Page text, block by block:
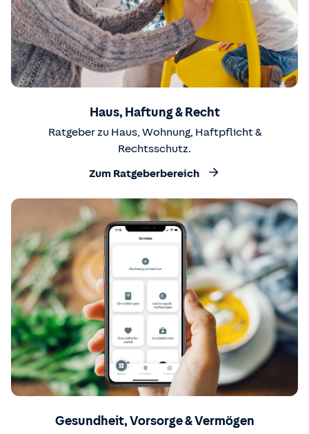
Haus, Haftung & Recht
Ratgeber zu Haus, Wohnung, Haftpflicht &
Rechtsschutz.
Zum Ratgeberbereich
Gesundheit, Vorsorge & Vermögen